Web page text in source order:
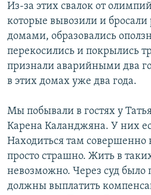
Из-за этих свалок от
которые вывозили и
домами, образовались
перекосились и покрылись
признали аварийными два
в этих домах уже два года.
Мы побывали в гостях у
Карена Каланджяна. У них
Находиться там
просто страшно. Жить в
невозможно. Через суд было
должны выплатить